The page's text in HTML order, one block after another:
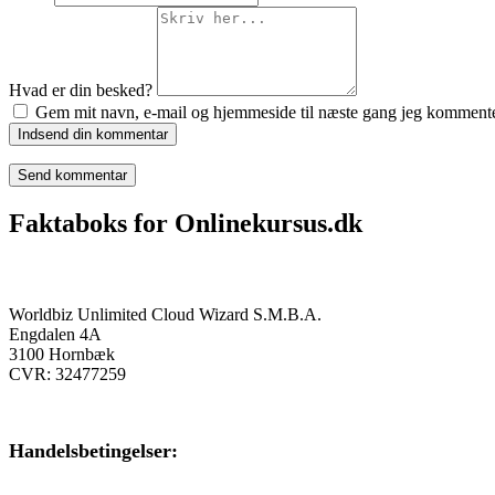
Hvad er din besked?
Gem mit navn, e-mail og hjemmeside til næste gang jeg
Indsend din kommentar
Faktaboks for Onlinekursus.dk
Worldbiz Unlimited Cloud Wizard S.M.B.A.
Engdalen 4A
3100 Hornbæk
CVR: 32477259
Handelsbetingelser: